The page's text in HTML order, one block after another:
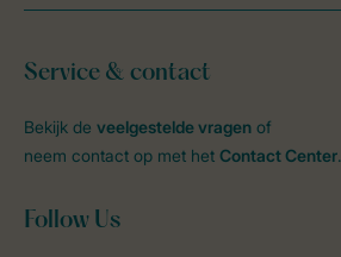
Service & contact
Bekijk de veelgestelde vragen of
neem contact op met het Contact Center.
Follow Us